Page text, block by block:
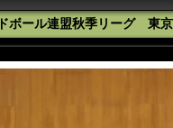
ボール連盟秋季リーグ